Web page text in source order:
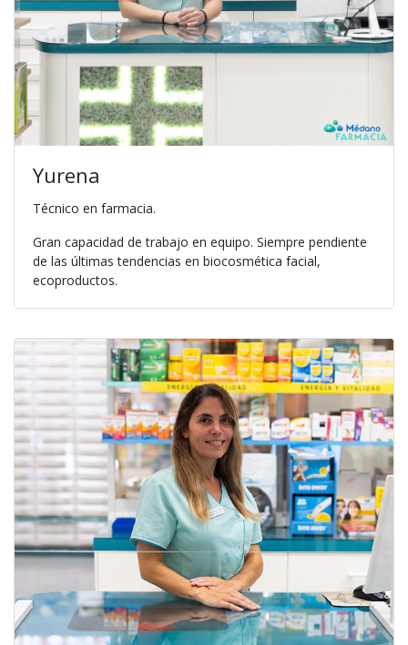
Yurena
Técnico en farmacia.
Gran capacidad de trabajo en equipo. Siempre pendiente
de las últimas tendencias en biocosmética facial,
ecoproductos.